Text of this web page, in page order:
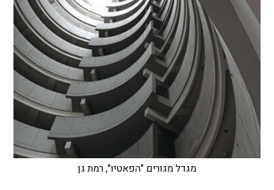
מגדל מגורים "הפאטיו", רמת גן